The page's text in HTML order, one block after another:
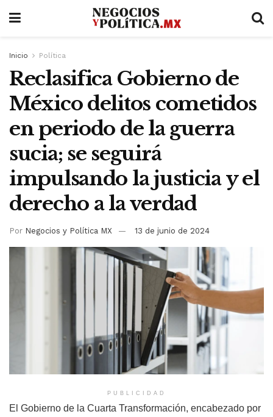
Inicio Política
Reclasifica Gobierno de
México delitos cometidos
en periodo de la guerra
sucia; se seguirá
impulsando la justicia y el
derecho a la verdad
Por Negocios y Política MX 13 de junio de 2024
PUBLICIDAD
El Gobierno de la Cuarta Transformación, encabezado por